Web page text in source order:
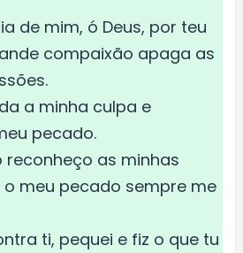
de mim, ó Deus, por teu
compaixão apaga as
a minha culpa e
pecado.
reconheço as minhas
meu pecado sempre me
ti, pequei e fiz o que tu